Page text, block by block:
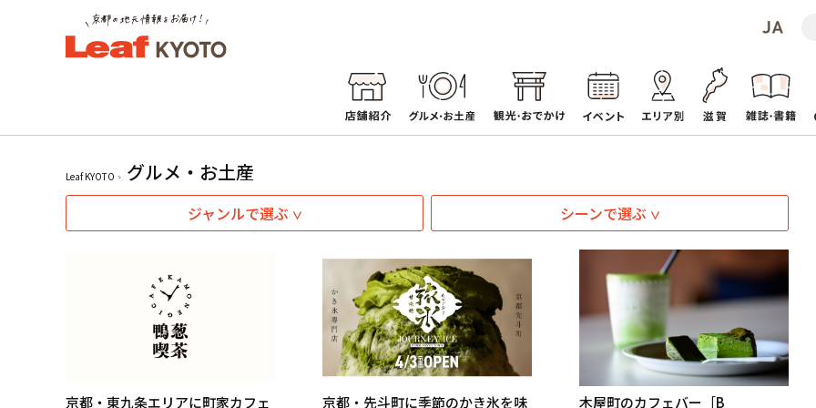
Leaf KYOTO グルメ・お土産
ジャンルで選ぶ シーンで選ぶ
京都・東九条エリアに町家カフェ 京都・先斗町に季節のかき氷を味 木屋町のカフェバー［B